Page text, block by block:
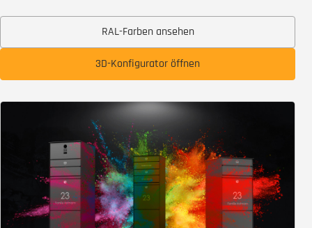
RAL-Farben ansehen
3D-Konfigurator öffnen